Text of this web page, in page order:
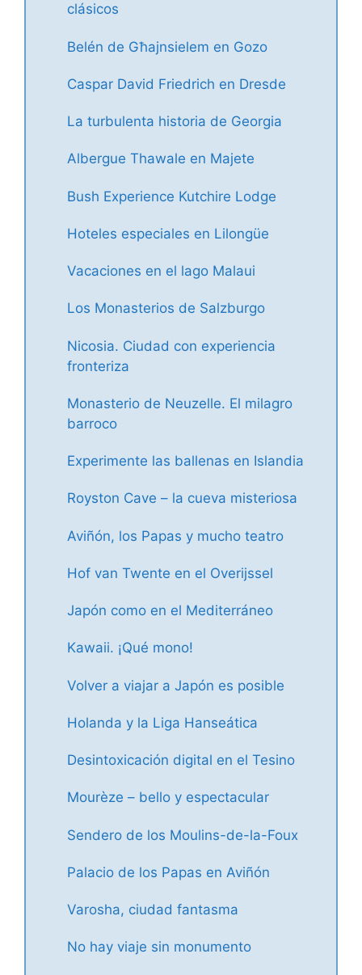
clásicos
Belén de Għajnsielem en Gozo
Caspar David Friedrich en Dresde
La turbulenta historia de Georgia
Albergue Thawale en Majete
Bush Experience Kutchire Lodge
Hoteles especiales en Lilongüe
Vacaciones en el lago Malaui
Los Monasterios de Salzburgo
Nicosia. Ciudad con experiencia
fronteriza
Monasterio de Neuzelle. El milagro
barroco
Experimente las ballenas en Islandia
Royston Cave – la cueva misteriosa
Aviñón, los Papas y mucho teatro
Hof van Twente en el Overijssel
Japón como en el Mediterráneo
Kawaii. ¡Qué mono!
Volver a viajar a Japón es posible
Holanda y la Liga Hanseática
Desintoxicación digital en el Tesino
Mourèze – bello y espectacular
Sendero de los Moulins-de-la-Foux
Palacio de los Papas en Aviñón
Varosha, ciudad fantasma
No hay viaje sin monumento